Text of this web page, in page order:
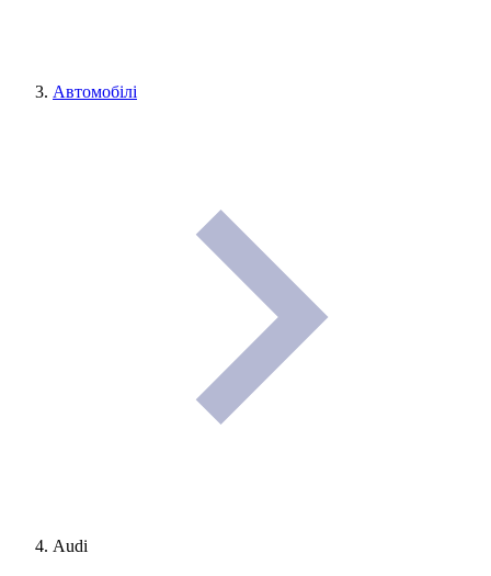
Автомобілі
Audi